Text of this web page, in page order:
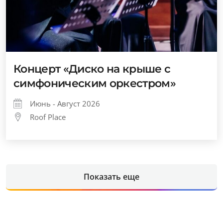
Концерт «Диско на крыше с
симфоническим оркестром»
Июнь - Август 2026
Roof Place
Показать еще